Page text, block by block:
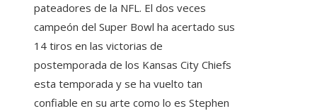
pateadores de la NFL. El dos veces
campeón del Super Bowl ha acertado sus
14 tiros en las victorias de
postemporada de los Kansas City Chiefs
esta temporada y se ha vuelto tan
confiable en su arte como lo es Stephen